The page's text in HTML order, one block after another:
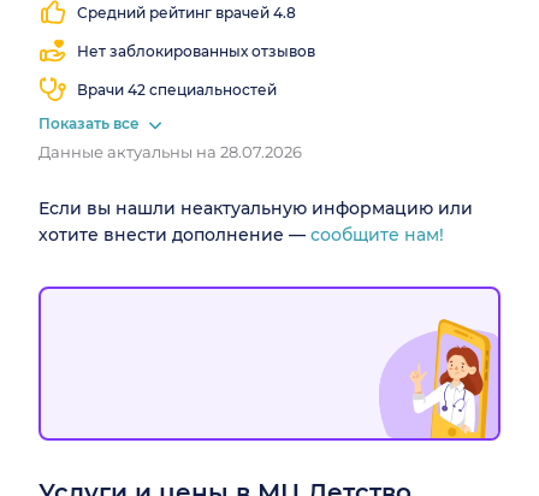
Средний рейтинг врачей 4.8
Нет заблокированных отзывов
Врачи 42 специальностей
Показать все
Данные актуальны на 28.07.2026
Если вы нашли неактуальную информацию или
хотите внести дополнение — сообщите нам!